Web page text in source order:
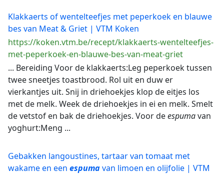
Klakkaerts of wentelteefjes met peperkoek en blauwe
bes van Meat & Griet | VTM Koken
https://koken.vtm.be/recept/klakkaerts-wentelteefjes-
met-peperkoek-en-blauwe-bes-van-meat-griet
... Bereiding Voor de klakkaerts:Leg peperkoek tussen
twee sneetjes toastbrood. Rol uit en duw er
vierkantjes uit. Snij in driehoekjes klop de eitjes los
met de melk. Week de driehoekjes in ei en melk. Smelt
de vetstof en bak de driehoekjes. Voor deespumavan
yoghurt:Meng ...
Gebakken langoustines, tartaar van tomaat met
wakame en een espumavan limoen en olijfolie | VTM